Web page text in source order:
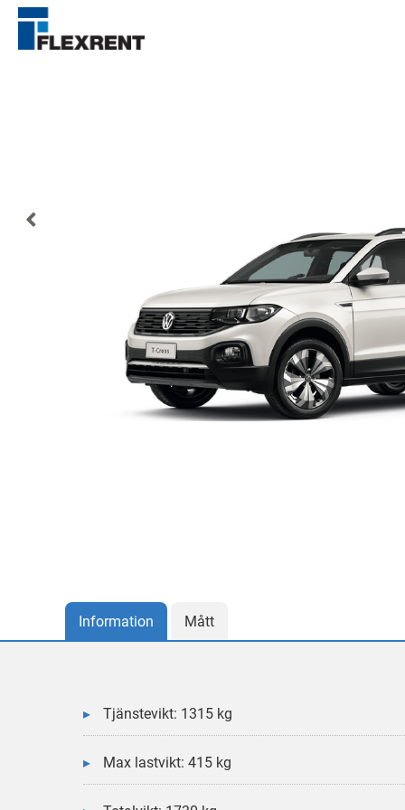
Information Mått
Tjänstevikt: 1315 kg
Max lastvikt: 415 kg